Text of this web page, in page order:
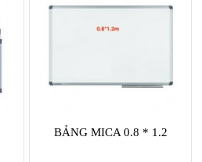
BẢNG MICA 0.8 * 1.2